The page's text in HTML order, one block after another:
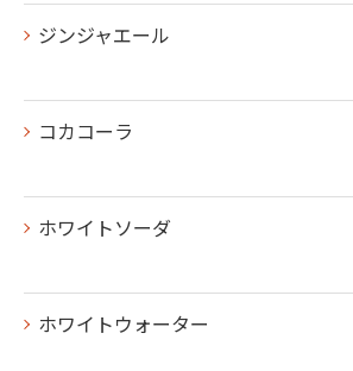
ジンジャエール
コカコーラ
ホワイトソーダ
ホワイトウォーター